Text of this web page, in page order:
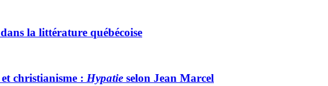
la littérature québécoise
christianisme : Hypatie selon Jean Marcel